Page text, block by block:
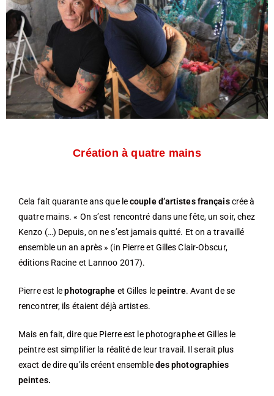
Création à quatre mains
Cela fait quarante ans que lecouple d’artistes françaiscrée à
quatre mains. « On s’est rencontré dans une fête, un soir, chez
Kenzo (…) Depuis, on ne s’est jamais quitté. Et on a travaillé
ensemble un an après » (in Pierre et Gilles Clair-Obscur,
éditions Racine et Lannoo 2017).
Pierre est lephotographe et Gilles lepeintre. Avant de se
rencontrer, ils étaient déjà artistes.
Mais en fait, dire que Pierre est le photographe et Gilles le
peintre est simplifier la réalité de leur travail. Il serait plus
exact de dire qu’ils créent ensembledes photographies
peintes.